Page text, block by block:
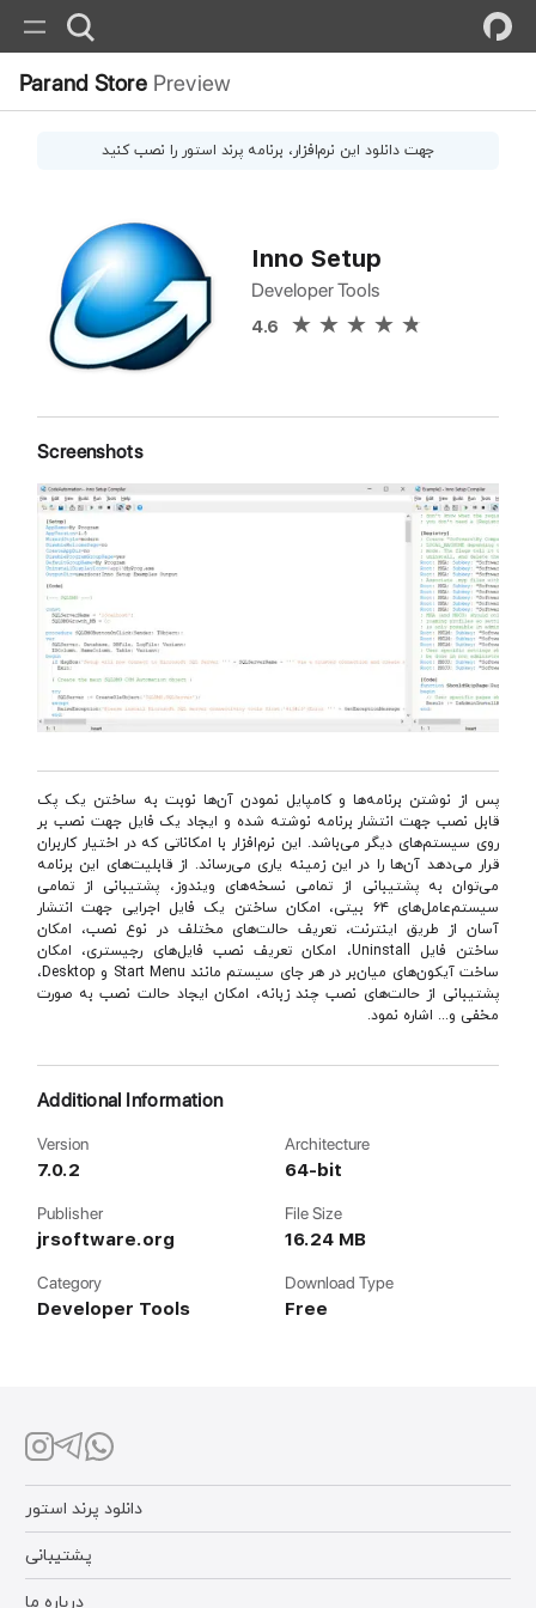
Parand Store Preview
جهت دانلود این نرم‌افزار، برنامه پرند استور را نصب کنید
Inno Setup
Developer Tools
4.6
Screenshots
پس از نوشتن برنامه‌ها و كامپایل نمودن آن‌ها نوبت به ساختن یک پک
قابل نصب جهت انتشار برنامه نوشته شده و ایجاد یک فایل جهت نصب بر
روی سیستم‌های دیگر می‌‌باشد. این نرم‌افزار با امكاناتی كه در اختیار كاربران
قرار می‌دهد آن‌ها را در این زمینه یاری می‌رساند. از قابلیت‌های این برنامه
می‌‌توان به پشتیبانی از تمامی نسخه‌های ویندوز، پشتیبانی از تمامی
سیستم‌عامل‌های ۶۴‌ بیتی، امكان ساختن یک فایل اجرایی جهت انتشار
آسان از طریق اینترنت، تعریف حالت‌های مختلف در نوع نصب، امكان
ساختن فایل Uninstall، امكان تعریف نصب فایل‌های رجیستری، امكان
ساخت آیكون‌های میان‌بر در هر جای سیستم مانند Start Menu و Desktop،
پشتیبانی از حالت‌های نصب چند زبانه، امكان ایجاد حالت نصب به صورت
مخفی و... اشاره نمود.
Additional Information
Version
7.0.2
Architecture
64-bit
Publisher
jrsoftware.org
File Size
16.24 MB
Category
Developer Tools
Download Type
Free
درباره ما
پشتیبانی
دانلود پرند استور